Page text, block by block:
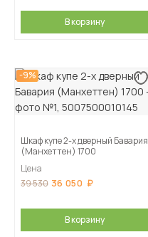
В корзину
-9%
Шкаф купе 2-х дверный Бавария
(Манхеттен) 1700
Цена
39 530 36 050
В корзину